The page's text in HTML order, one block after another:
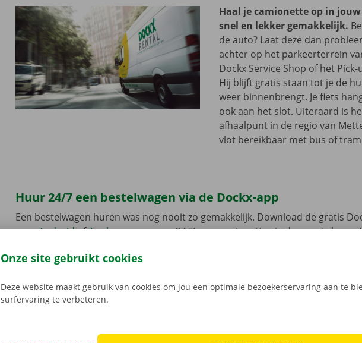
Haal je camionette op in
snel en lekker gemakkelijk.
de auto? Laat deze dan
achter op het parkeerterrein
Dockx Service Shop of het
Hij blijft gratis staan tot je de
weer binnenbrengt. Je fiets
ook aan het slot. Uiteraard is
afhaalpunt in de regio van
vlot bereikbaar met bus of
Huur 24/7 een bestelwagen via de Dockx-app
Een bestelwagen huren was nog nooit zo gemakkelijk. Download de gratis
voorAndroidofAppleen reserveer 24/7 een camionette via de smartphone.
huurwagen op in een Pick-up Point of Dockx Service Shop naar keuze.
Onze site gebruikt cookies
Deze website maakt gebruik van cookies om jou een optimale bezoekerservaring aan te
surfervaring te verbeteren.